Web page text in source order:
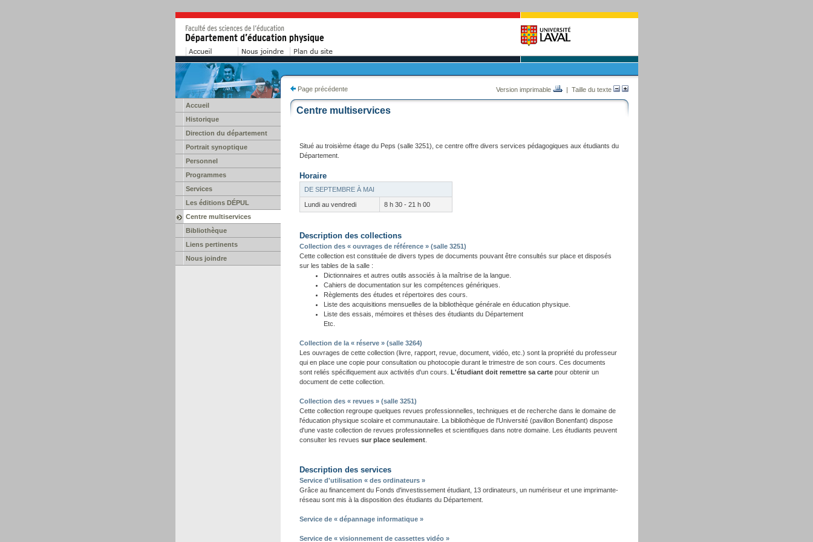
Accueil
Historique
Direction du département
Portrait synoptique
Personnel
Programmes
Services
Les éditions DÉPUL
Centre multiservices
Bibliothèque
Liens pertinents
Nous joindre
Page précédente Version imprimable | Taille du texte
Centre multiservices
Situé au troisième étage du Peps (salle 3251), ce centre offre divers services pédagogiques aux étudiants du
Département.
Horaire
DE SEPTEMBRE À MAI
Lundi au vendredi 8 h 30 - 21 h 00
Description des collections
Collection des « ouvrages de référence » (salle 3251)
Cette collection est constituée de divers types de documents pouvant être consultés sur place et disposés
sur les tables de la salle :
Dictionnaires et autres outils associés à la maîtrise de la langue.
Cahiers de documentation sur les compétences génériques.
Règlements des études et répertoires des cours.
Liste des acquisitions mensuelles de la bibliothèque générale en éducation physique.
Liste des essais, mémoires et thèses des étudiants du Département
Etc.
Collection de la « réserve » (salle 3264)
Les ouvrages de cette collection (livre, rapport, revue, document, vidéo, etc.) sont la propriété du professeur
qui en place une copie pour consultation ou photocopie durant le trimestre de son cours. Ces documents
sont reliés spécifiquement aux activités d'un cours. L'étudiant doit remettre sa carte pour obtenir un
document de cette collection.
Collection des « revues » (salle 3251)
Cette collection regroupe quelques revues professionnelles, techniques et de recherche dans le domaine de
l'éducation physique scolaire et communautaire. La bibliothèque de l'Université (pavillon Bonenfant) dispose
d'une vaste collection de revues professionnelles et scientifiques dans notre domaine. Les étudiants peuvent
consulter les revues sur place seulement.
Description des services
Service d'utilisation « des ordinateurs »
Grâce au financement du Fonds d'investissement étudiant, 13 ordinateurs, un numériseur et une imprimante-
réseau sont mis à la disposition des étudiants du Département.
Service de « dépannage informatique »
Service de « visionnement de cassettes vidéo »